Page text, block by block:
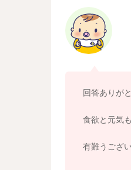
玉ねぎには
匂いが気に
よかったら
回答ありが
食欲と元気
有難うござ